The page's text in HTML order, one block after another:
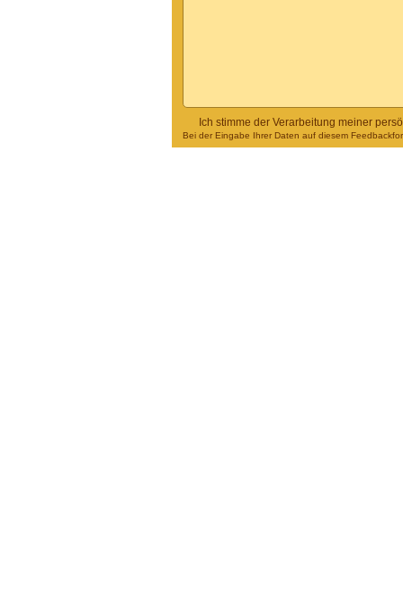
Ich stimme der Verarbeitung meiner
Bei der Eingabe Ihrer Daten auf diesem